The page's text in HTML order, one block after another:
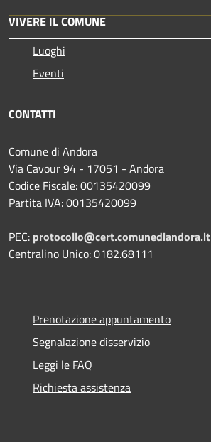
VIVERE IL COMUNE
Luoghi
Eventi
CONTATTI
Comune di Andora
Via Cavour 94 - 17051 - Andora
Codice Fiscale: 00135420099
Partita IVA: 00135420099
PEC: protocollo@cert.comunediandora.it
Centralino Unico: 0182.68111
Prenotazione appuntamento
Segnalazione disservizio
Leggi le FAQ
Richiesta assistenza